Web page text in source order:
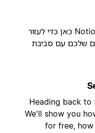
בין אם אתם תלמידים או מורים, Notion כאן כדי לעזור
עם סביבת
Heading
We'll show
for free,